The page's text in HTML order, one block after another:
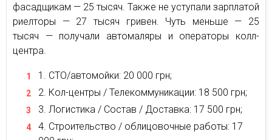
фасадщикам — 25 тысяч. Также не уступали зарплатой
риелторы — 27 тысяч гривен. Чуть меньше — 25
тысяч — получали автомаляры и операторы колл-
центра.
СТО/автомойки: 20 000 грн;
Кол-центры / Телекоммуникации: 18 500 грн;
Логистика / Состав / Доставка: 17 500 грн;
Строительство / облицовочные работы: 17